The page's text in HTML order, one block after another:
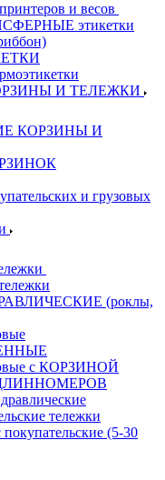
и весов
этикетки
И ТЕЛЕЖКИ
КОРЗИНЫ И
и грузовых
(роклы,
с КОРЗИНОЙ
ДЛИННОМЕРОВ
тележки
(5-30